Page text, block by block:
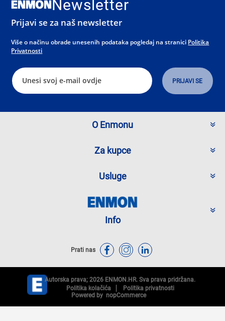
Newsletter
Prijavi se za naš newsletter
Više o načinu obrade unesenih podataka pogledaj na stranici Politika
Privatnosti
O Enmonu
Za kupce
Usluge
Info
Prati nas
Autorska prava; 2026 ENMON.HR. Sva prava pridržana.
Politika kolačića
Politika privatnosti
Powered by nopCommerce